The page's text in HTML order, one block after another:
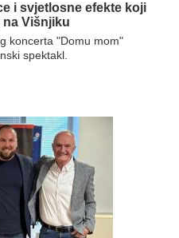
i svjetlosne efekte koji
Višnjiku
koncerta "Domu mom"
spektakl.